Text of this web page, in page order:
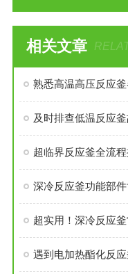
相关文章
及时排查低温反应
超临界反应釜全流
超实用！深冷反应
遇到电加热酯化反